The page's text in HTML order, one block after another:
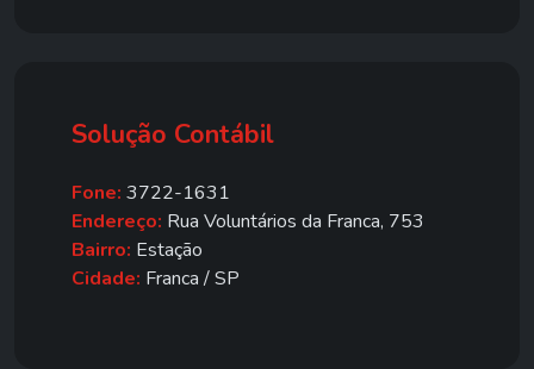
Solução Contábil
Fone: 3722-1631
Endereço: Rua Voluntários da Franca, 753
Bairro: Estação
Cidade: Franca / SP